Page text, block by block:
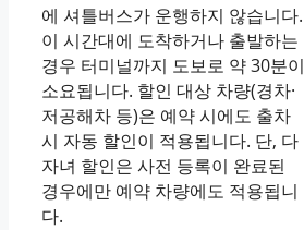
에 셔틀버스가 운행하지 않습니다.
이 시간대에 도착하거나 출발하는
경우 터미널까지 도보로 약 30분이
소요됩니다. 할인 대상 차량(경차·
저공해차 등)은 예약 시에도 출차
시 자동 할인이 적용됩니다. 단, 다
자녀 할인은 사전 등록이 완료된
경우에만 예약 차량에도 적용됩니
다.